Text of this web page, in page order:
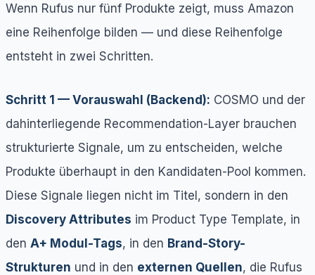
Wenn Rufus nur fünf Produkte zeigt, muss Amazon
eine Reihenfolge bilden — und diese Reihenfolge
entsteht in zwei Schritten.
Schritt 1 — Vorauswahl (Backend): COSMO und der
dahinterliegende Recommendation-Layer brauchen
strukturierte Signale, um zu entscheiden, welche
Produkte überhaupt in den Kandidaten-Pool kommen.
Diese Signale liegen nicht im Titel, sondern in den
Discovery Attributes im Product Type Template, in
den A+ Modul-Tags, in den Brand-Story-
Strukturen und in den externen Quellen, die Rufus